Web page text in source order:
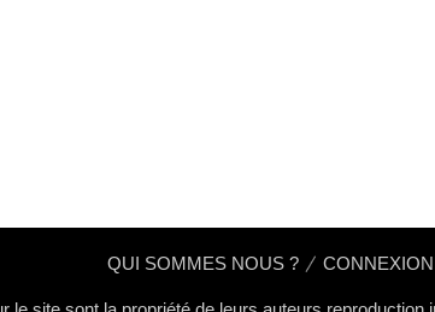
QUI SOMMES NOUS ? CONNEXION